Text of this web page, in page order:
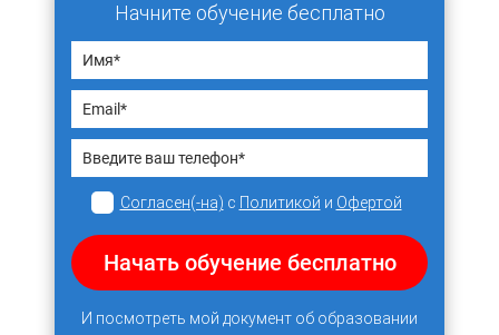
Начните обучение бесплатно
Согласен(-на) с Политикой и Офертой
Начать обучение бесплатно
И посмотреть мой документ об образовании